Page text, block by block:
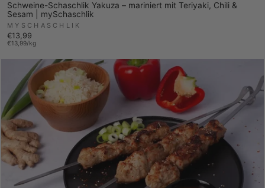
Schweine-Schaschlik Yakuza – mariniert mit Teriyaki, Chili &
Sesam | mySchaschlik
MYSCHASCHLIK
€13,99
€13,99/kg